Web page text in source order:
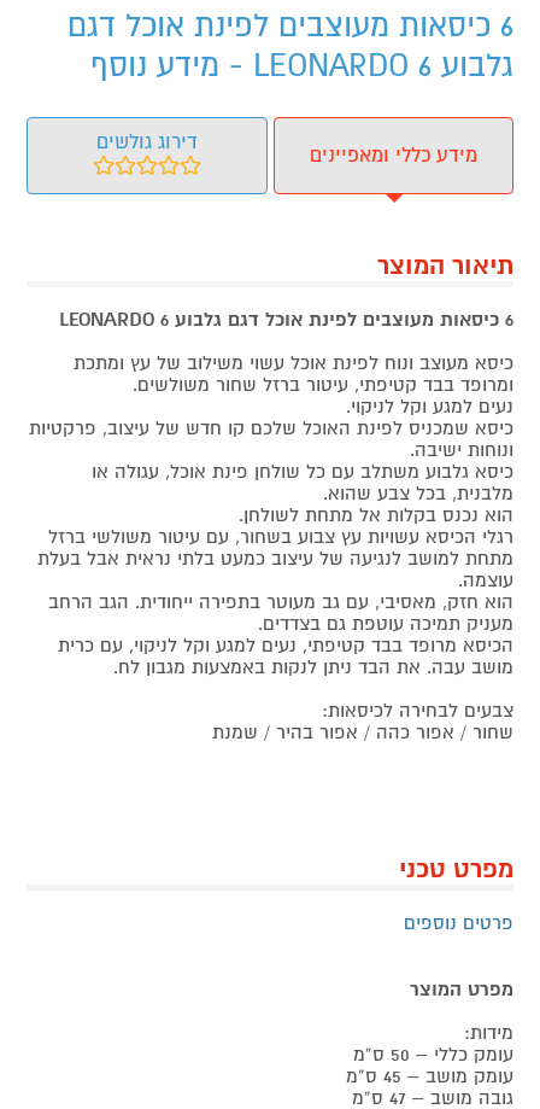
6 כיסאות מעוצבים לפינת אוכל דגם
גלבוע 6 LEONARDO - מידע נוסף
מידע כללי ומאפיינים
דירוג גולשים
תיאור המוצר
6 כיסאות מעוצבים לפינת אוכל דגם גלבוע 6 LEONARDO
כיסא מעוצב ונוח לפינת אוכל עשוי משילוב של עץ ומתכת
ומרופד בבד קטיפתי, עיטור ברזל שחור משולשים.
נעים למגע וקל לניקוי.
כיסא שמכניס לפינת האוכל שלכם קו חדש של עיצוב, פרקטיות
ונוחות ישיבה.
כיסא גלבוע משתלב עם כל שולחן פינת אוכל, עגולה או
מלבנית, בכל צבע שהוא.
הוא נכנס בקלות אל מתחת לשולחן.
רגלי הכיסא עשויות עץ צבוע בשחור, עם עיטור משולשי ברזל
מתחת למושב לנגיעה של עיצוב כמעט בלתי נראית אבל בעלת
עוצמה.
הוא חזק, מאסיבי, עם גב מעוטר בתפירה ייחודית. הגב הרחב
מעניק תמיכה עוטפת גם בצדדים.
הכיסא מרופד בבד קטיפתי, נעים למגע וקל לניקוי, עם כרית
מושב עבה. את הבד ניתן לנקות באמצעות מגבון לח.
צבעים לבחירה לכיסאות:
שחור / אפור כהה / אפור בהיר / שמנת
מפרט טכני
פרטים נוספים
מפרט המוצר
מידות:
עומק כללי – 50 ס”מ
עומק מושב – 45 ס”מ
גובה מושב – 47 ס”מ